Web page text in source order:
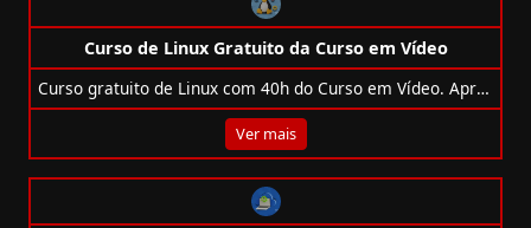
Curso de Linux Gratuito da Curso em Vídeo
Curso gratuito de Linux com 40h do Curso em Vídeo. Aprenda do zero e domine o sistema operacional livre mais usado no mundo!
Ver mais